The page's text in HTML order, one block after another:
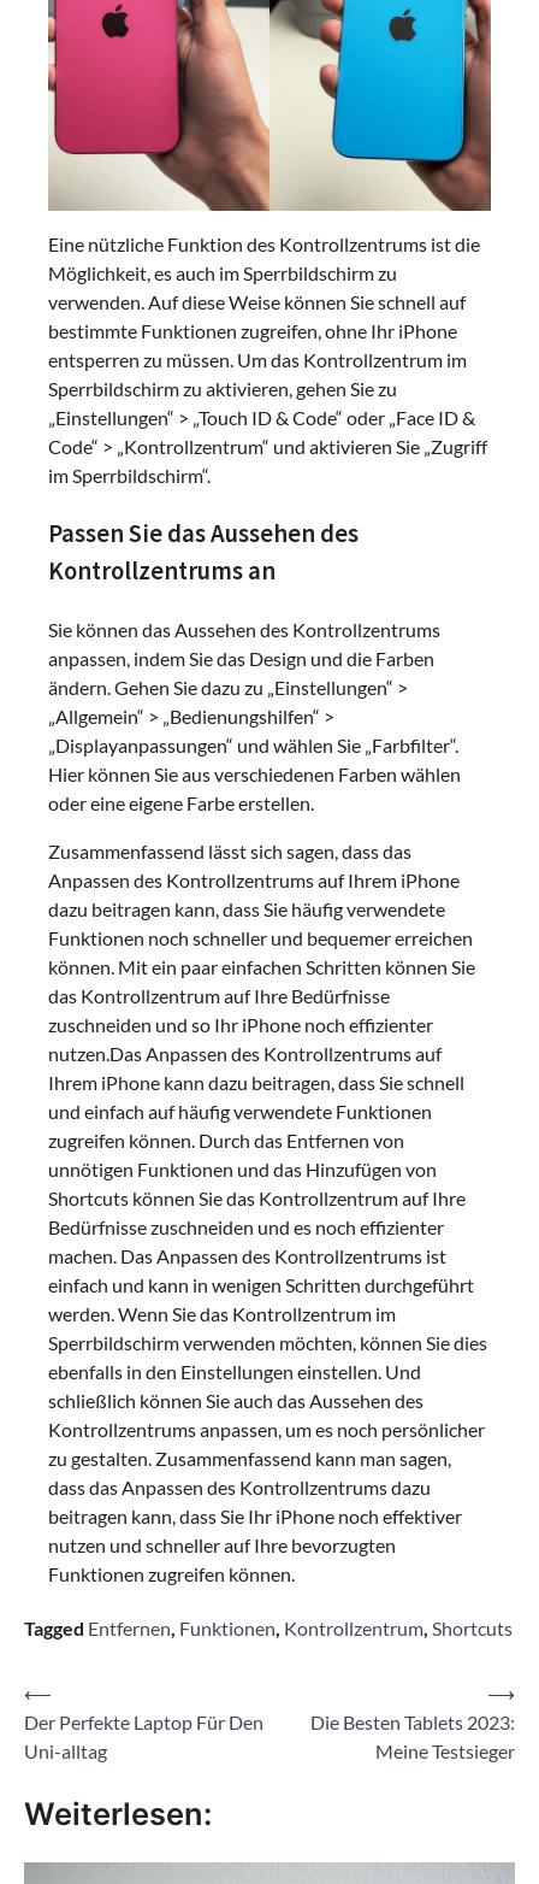
Eine nützliche Funktion des Kontrollzentrums ist die
Möglichkeit, es auch im Sperrbildschirm zu
verwenden. Auf diese Weise können Sie schnell auf
bestimmte Funktionen zugreifen, ohne Ihr iPhone
entsperren zu müssen. Um das Kontrollzentrum im
Sperrbildschirm zu aktivieren, gehen Sie zu
„Einstellungen“ > „Touch ID & Code“ oder „Face ID &
Code“ > „Kontrollzentrum“ und aktivieren Sie „Zugriff
im Sperrbildschirm“.
Passen Sie das Aussehen des
Kontrollzentrums an
Sie können das Aussehen des Kontrollzentrums
anpassen, indem Sie das Design und die Farben
ändern. Gehen Sie dazu zu „Einstellungen“ >
„Allgemein“ > „Bedienungshilfen“ >
„Displayanpassungen“ und wählen Sie „Farbfilter“.
Hier können Sie aus verschiedenen Farben wählen
oder eine eigene Farbe erstellen.
Zusammenfassend lässt sich sagen, dass das
Anpassen des Kontrollzentrums auf Ihrem iPhone
dazu beitragen kann, dass Sie häufig verwendete
Funktionen noch schneller und bequemer erreichen
können. Mit ein paar einfachen Schritten können Sie
das Kontrollzentrum auf Ihre Bedürfnisse
zuschneiden und so Ihr iPhone noch effizienter
nutzen.Das Anpassen des Kontrollzentrums auf
Ihrem iPhone kann dazu beitragen, dass Sie schnell
und einfach auf häufig verwendete Funktionen
zugreifen können. Durch das Entfernen von
unnötigen Funktionen und das Hinzufügen von
Shortcuts können Sie das Kontrollzentrum auf Ihre
Bedürfnisse zuschneiden und es noch effizienter
machen. Das Anpassen des Kontrollzentrums ist
einfach und kann in wenigen Schritten durchgeführt
werden. Wenn Sie das Kontrollzentrum im
Sperrbildschirm verwenden möchten, können Sie dies
ebenfalls in den Einstellungen einstellen. Und
schließlich können Sie auch das Aussehen des
Kontrollzentrums anpassen, um es noch persönlicher
zu gestalten. Zusammenfassend kann man sagen,
dass das Anpassen des Kontrollzentrums dazu
beitragen kann, dass Sie Ihr iPhone noch effektiver
nutzen und schneller auf Ihre bevorzugten
Funktionen zugreifen können.
Tagged Entfernen Funktionen Kontrollzentrum Shortcuts
Beitragsnavigation
⟵
Der Perfekte Laptop Für Den
Uni-alltag
Die Besten Tablets 2023:
Meine Testsieger
⟶
Weiterlesen: